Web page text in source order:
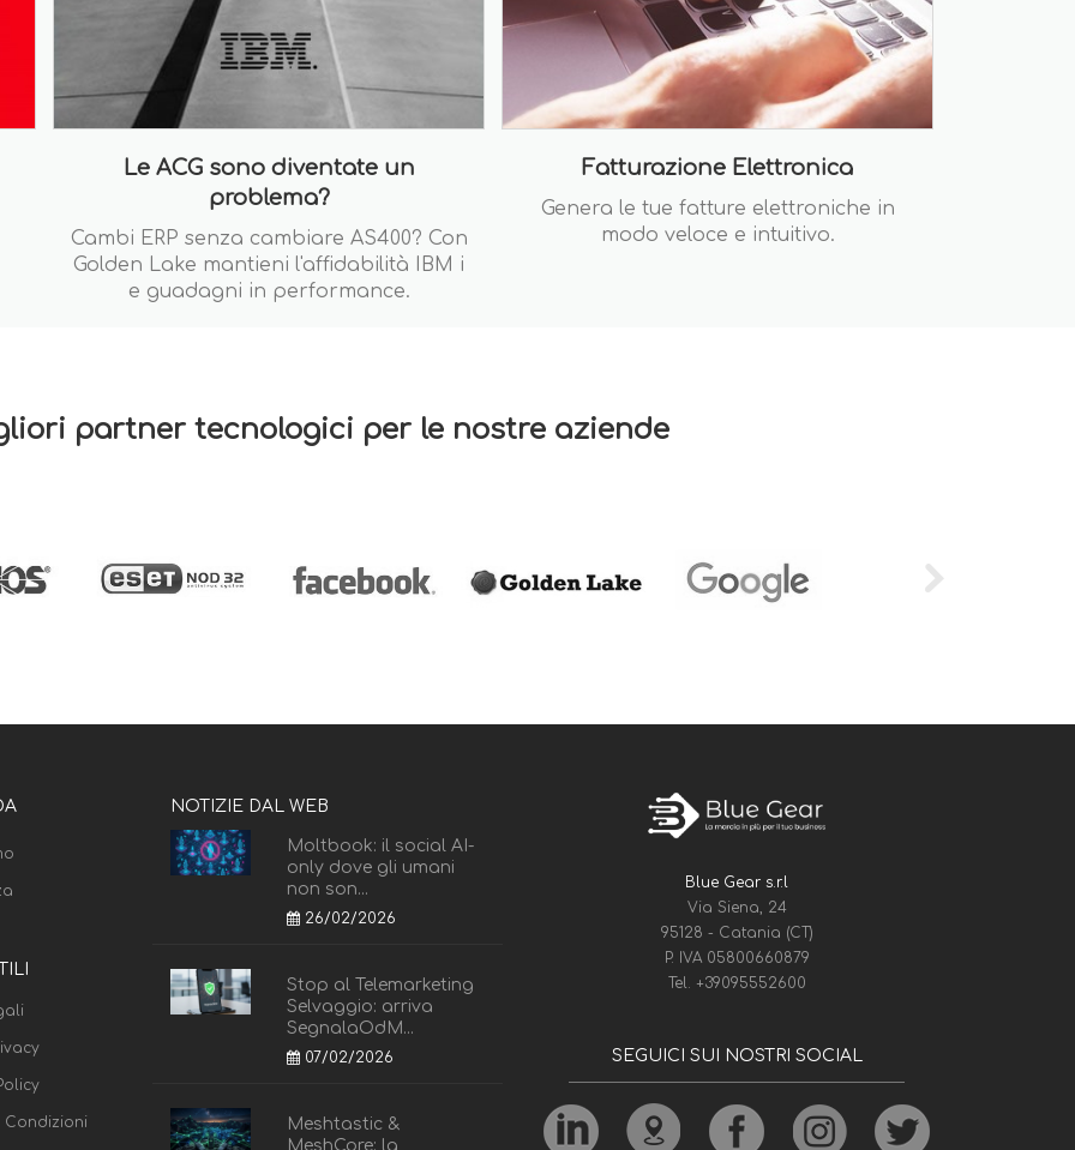
Le ACG sono diventate un
problema?
Cambi ERP senza cambiare AS400? Con
Golden Lake mantieni l'affidabilità IBM i
e guadagni in performance.
Fatturazione Elettronica
Genera le tue fatture elettroniche in
modo veloce e intuitivo.
partner tecnologici per le nostre aziende
Condizioni
NOTIZIE DAL WEB
Moltbook: il social AI-
only dove gli umani
non son...
26/02/2026
Stop al Telemarketing
Selvaggio: arriva
SegnalaOdM...
07/02/2026
Meshtastic &
MeshCore: la
Blue Gear s.r.l
Via Siena, 24
95128 - Catania (CT)
P. IVA 05800660879
Tel. +39095552600
SEGUICI SUI NOSTRI SOCIAL